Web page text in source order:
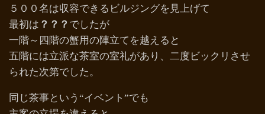
５００名は収容できるビルジングを見上げて
最初は ？？？ でしたが
一階～四階の蟹用の陣立てを越えると
五階には立派な茶室の室礼があり、二度ビックリさせ
られた次第でした。
同じ茶事という“イベント”でも